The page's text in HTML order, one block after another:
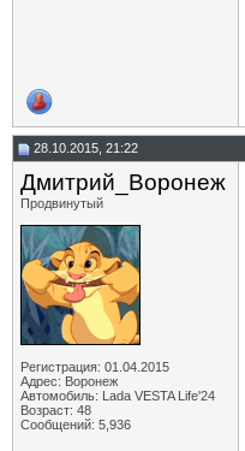
28.10.2015, 21:22
Дмитрий_Воронеж
Продвинутый
Регистрация: 01.04.2015
Адрес: Воронеж
Автомобиль: Lada VESTA Life'24
Возраст: 48
Сообщений: 5,936